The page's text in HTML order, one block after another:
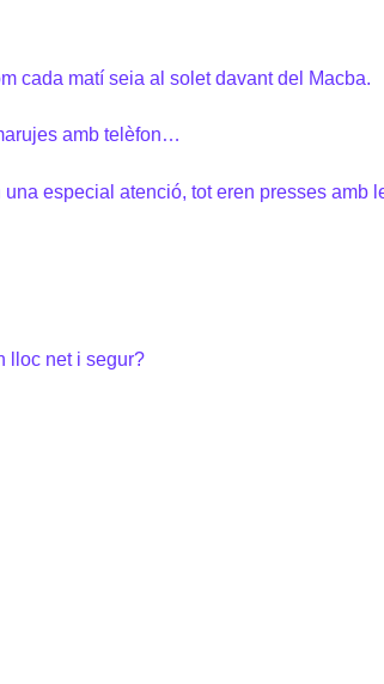
cada matí seia al solet davant del Macba.
amb telèfon…
especial atenció, tot eren presses amb
lloc net i segur?